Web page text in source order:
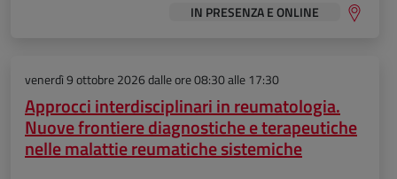
IN PRESENZA E ONLINE
venerdì 9 ottobre 2026dalle ore 08:30 alle 17:30
Approcci interdisciplinari in reumatologia.
Nuove frontiere diagnostiche e terapeutiche
nelle malattie reumatiche sistemiche